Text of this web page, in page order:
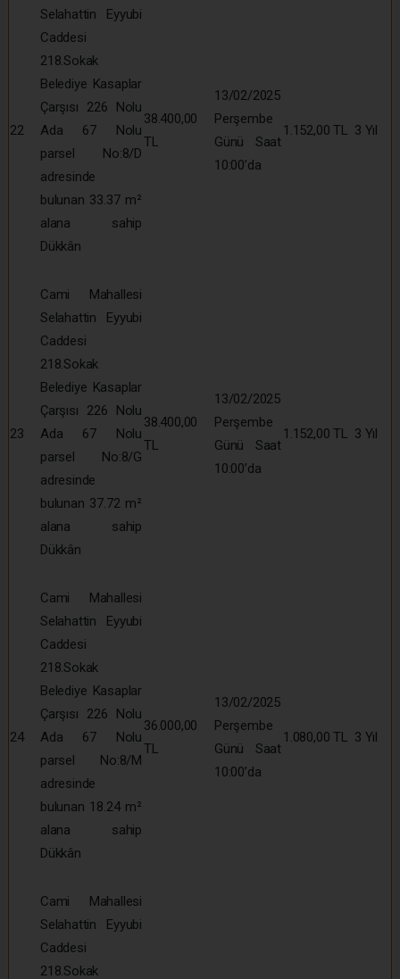
22
Selahattin Eyyubi
Caddesi
218.Sokak
Belediye Kasaplar
Çarşısı 226 Nolu
Ada 67 Nolu
parsel No:8/D
adresinde
bulunan 33.37 m²
alana sahip
Dükkân
38.400,00
TL
13/02/2025
Perşembe
Günü Saat
10:00’da
1.152,00 TL 3 Yıl
23
Cami Mahallesi
Selahattin Eyyubi
Caddesi
218.Sokak
Belediye Kasaplar
Çarşısı 226 Nolu
Ada 67 Nolu
parsel No:8/G
adresinde
bulunan 37.72 m²
alana sahip
Dükkân
38.400,00
TL
13/02/2025
Perşembe
Günü Saat
10:00’da
1.152,00 TL 3 Yıl
24
Cami Mahallesi
Selahattin Eyyubi
Caddesi
218.Sokak
Belediye Kasaplar
Çarşısı 226 Nolu
Ada 67 Nolu
parsel No:8/M
adresinde
bulunan 18.24 m²
alana sahip
Dükkân
36.000,00
TL
13/02/2025
Perşembe
Günü Saat
10:00’da
1.080,00 TL 3 Yıl
Cami Mahallesi
Selahattin Eyyubi
Caddesi
218.Sokak